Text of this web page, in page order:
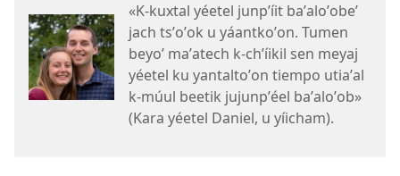
«K-kuxtal yéetel junpʼíit baʼaloʼobeʼ
jach tsʼoʼok u yáantkoʼon. Tumen
beyoʼ maʼatech k-chʼíikil sen meyaj
yéetel ku yantaltoʼon tiempo utiaʼal
k-múul beetik jujunpʼéel baʼaloʼob»
(Kara yéetel Daniel, u yíicham).